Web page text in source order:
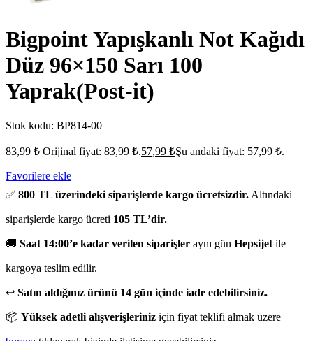
Bigpoint Yapışkanlı Not Kağıdı
Düz 96×150 Sarı 100
Yaprak(Post-it)
Stok kodu: BP814-00
83,99₺ Orijinal fiyat: 83,99 ₺.57,99 ₺Şu andaki fiyat: 57,99 ₺.
Favorilere ekle
✅ 800 TL üzerindeki siparişlerde kargo ücretsizdir. Altındaki
siparişlerde kargo ücreti 105 TL’dir.
🚚 Saat 14:00’e kadar verilen siparişler aynı gün Hepsijet ile
kargoya teslim edilir.
↩️ Satın aldığınız ürünü 14 gün içinde iade edebilirsiniz.
📦 Yüksek adetli alışverişleriniz için fiyat teklifi almak üzere